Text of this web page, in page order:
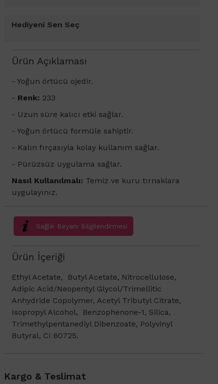
Hediyeni Sen Seç
Ürün Açıklaması
- Yoğun örtücü ojedir.
- Renk: 233
- Uzun süre kalıcı etki sağlar.
- Yoğun örtücü formüle sahiptir.
- Kalın fırçasıyla kolay kullanım sağlar.
- Pürüzsüz uygulama sağlar.
Nasıl Kullanılmalı: Temiz ve kuru tırnaklara
uygulayınız.
Sağlık Beyanı Bilgilendirmesi
Ürün İçeriği
Ethyl Acetate, Butyl Acetate, Nitrocellulose,
Adipic Acid/Neopentyl Glycol/Trimellitic
Anhydride Copolymer, Acetyl Tributyl Citrate,
Isopropyl Alcohol, Benzophenone-1, Silica,
Trimethylpentanediyl Dibenzoate, Polyvinyl
Butyral, CI 60725.
Kargo & Teslimat